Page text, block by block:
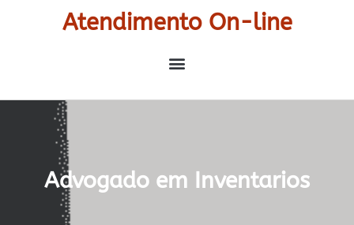
Atendimento On-line
Advogado em Inventarios